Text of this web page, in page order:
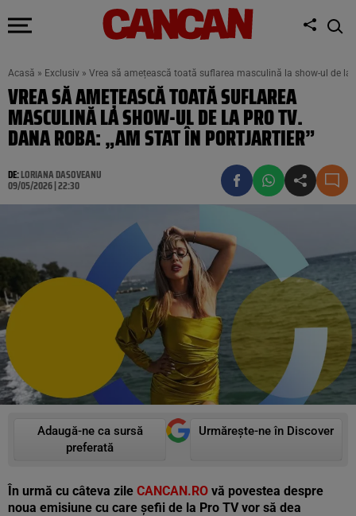
Acasă » Exclusiv » Vrea să amețească toată suflarea masculină la show-ul de la
VREA SĂ AMEȚEASCĂ TOATĂ SUFLAREA
MASCULINĂ LA SHOW-UL DE LA PRO TV.
DANA ROBA: „AM STAT ÎN PORTJARTIER”
DE:LORIANA DASOVEANU
09/05/2026 | 22:30
Adaugă-ne ca sursă
preferată
Urmărește-ne în Discover
În urmă cu câteva zile CANCAN.RO vă povestea despre
noua emisiune cu care șefii de la Pro TV vor să dea